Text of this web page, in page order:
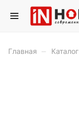
Главная – Каталог